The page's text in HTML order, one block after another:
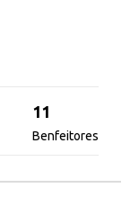
11
Benfeitores